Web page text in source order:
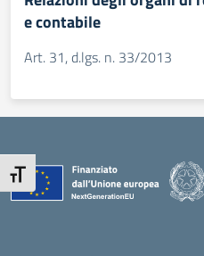
Attiva/disattiva dimensione testo
e contabile
Art. 31, d.lgs. n. 33/2013